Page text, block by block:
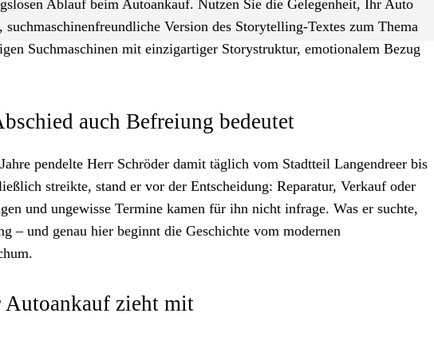
Ablauf beim Autoankauf. Nutzen Sie die Gelegenheit, Ihr Auto
Version des Storytelling-Textes zum Thema
Suchmaschinen mit einzigartiger Storystruktur, emotionalem Bezug
auch Befreiung bedeutet
pendelte Herr Schröder damit täglich vom Stadtteil Langendreer bis
streikte, stand er vor der Entscheidung: Reparatur, Verkauf oder
und ungewisse Termine kamen für ihn nicht infrage. Was er suchte,
– und genau hier beginnt die Geschichte vom modernen
Autoankauf zieht mit